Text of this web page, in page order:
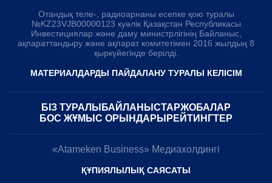
Отандық теле-, радиоарнаны есепке қою туралы
№KZ23VJB00000123 куәлік Қазақстан Республикасы
Инвестициялар және даму министрлігінің Байланыс,
ақпараттандыру және ақпарат комитетімен 2016 жылдың 8
қыркүйегінде берілді.
МАТЕРИАЛДАРДЫ ПАЙДАЛАНУ ТУРАЛЫ КЕЛІСІМ
БІЗ ТУРАЛЫ БАЙЛАНЫСТАРЖОБАЛАР
БОС ЖҰМЫС ОРЫНДАРЫ РЕЙТИНГТЕР
«Atameken Business» Медиахолдингі
ҚҰПИЯЛЫЛЫҚ САЯСАТЫ